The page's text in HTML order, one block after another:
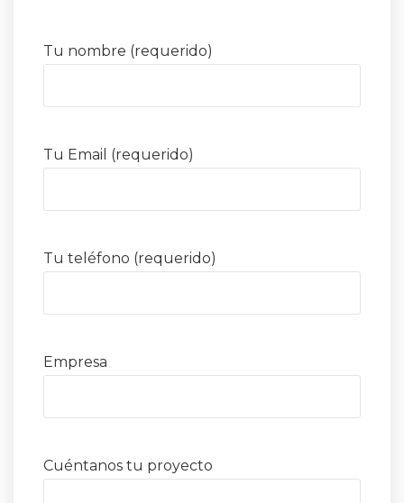
Tu nombre (requerido)
Tu Email (requerido)
Tu teléfono (requerido)
Empresa
Cuéntanos tu proyecto